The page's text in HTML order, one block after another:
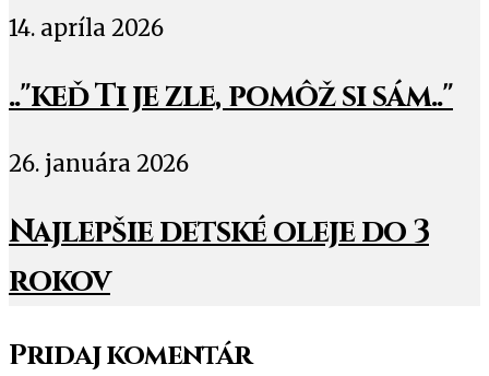
14. apríla 2026
.."keď Ti je zle, pomôž si sám.."
26. januára 2026
Najlepšie detské oleje do 3
rokov
Pridaj komentár